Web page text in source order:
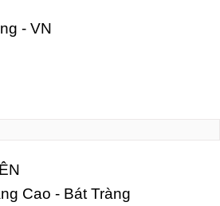
- VN
Cao - Bát Tràng